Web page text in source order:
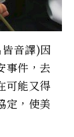
音譯)因
事件，去
可能又得
定，使美